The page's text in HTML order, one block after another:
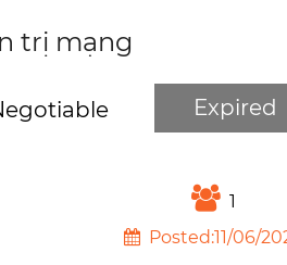
trị mạng
1
Posted:11/06/
Expired